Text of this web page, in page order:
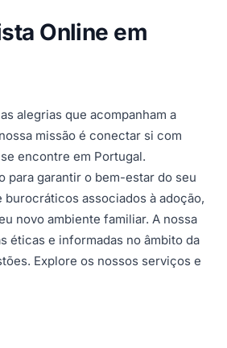
Online em
alegrias que acompanham a
missão é conectar si com
encontre em Portugal.
para garantir o bem-estar do seu
associados à adoção,
novo ambiente familiar. A nossa
éticas e informadas no âmbito da
Explore os nossos serviços e